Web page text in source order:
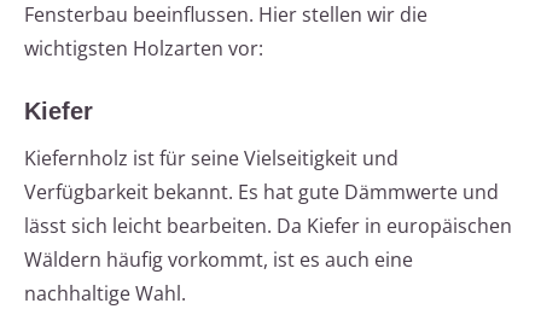
Fensterbau beeinflussen. Hier stellen wir die
wichtigsten Holzarten vor:
Kiefer
Kiefernholz ist für seine Vielseitigkeit und
Verfügbarkeit bekannt. Es hat gute Dämmwerte und
lässt sich leicht bearbeiten. Da Kiefer in europäischen
Wäldern häufig vorkommt, ist es auch eine
nachhaltige Wahl.